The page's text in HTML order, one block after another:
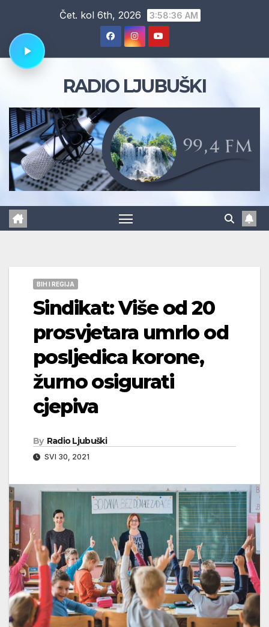
content
Čet. kol 6th, 2026 3:58:37 AM
RADIO LJUBUŠKI
BIH I REGIJA
Sindikat: Više od 20
prosvjetara umrlo od
posljedica korone,
žurno osigurati
cjepiva
By Radio Ljubuški
SVI 30, 2021